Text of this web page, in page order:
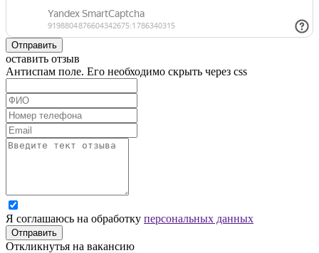
Отправить
оставить отзыв
Антиспам поле. Его необходимо скрыть через css
Я соглашаюсь на обработку персональных данных
Отправить
Откликнутья на вакансию